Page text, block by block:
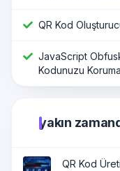
QR Kod
JavaScript
Kodunuzu Koruma
yakın
QR Kod